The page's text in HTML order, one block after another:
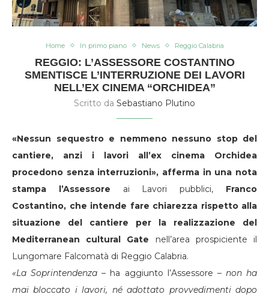
Home In primo piano News Reggio Calabria
REGGIO: L’ASSESSORE COSTANTINO
SMENTISCE L’INTERRUZIONE DEI LAVORI
NELL’EX CINEMA “ORCHIDEA”
Scritto da Sebastiano Plutino
«Nessun sequestro e nemmeno nessuno stop del
cantiere, anzi i lavori all’ex cinema Orchidea
procedono senza interruzioni», afferma in una nota
stampa l’Assessore ai Lavori pubblici, Franco
Costantino, che intende fare chiarezza rispetto alla
situazione del cantiere per la realizzazione del
Mediterranean cultural Gate nell’area prospiciente il
Lungomare Falcomatà di Reggio Calabria.
«La Soprintendenza – ha aggiunto l’Assessore – non ha
mai bloccato i lavori, né adottato provvedimenti dopo